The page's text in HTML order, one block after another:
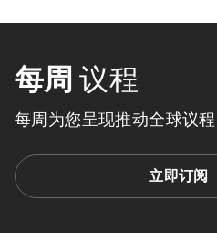
每周 议程
每周为您呈现推动全球议
立即订阅